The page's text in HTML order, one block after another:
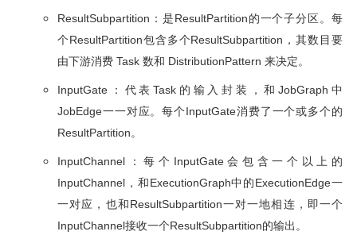
ResultSubpartition：是ResultPartition的一个子分区。每
个ResultPartition包含多个ResultSubpartition，其数目要
由下游消费 Task 数和 DistributionPattern 来决定。
InputGate：代表Task的输入封装，和JobGraph中
JobEdge一一对应。每个InputGate消费了一个或多个的
ResultPartition。
InputChannel：每个InputGate会包含一个以上的
InputChannel，和ExecutionGraph中的ExecutionEdge一
一对应，也和ResultSubpartition一对一地相连，即一个
InputChannel接收一个ResultSubpartition的输出。